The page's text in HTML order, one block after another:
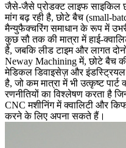
जैसे-जैसे प्रोडक्ट लाइफ साइकिल
मांग बढ़ रही है, छोटे बैच (small-
मैन्युफैक्चरिंग समाधान के रूप में
कुछ सौ तक की मात्रा में हाई-
है, जबकि लीड टाइम और लागत
Neway Machiningमें, छोटे बैच
मेडिकल डिवाइसेज़ और इंडस्ट्रियल
है, जो कम मात्रा में भी उत्कृष्ट
रणनीतियों का विश्लेषण करता है
CNC मशीनिंग में क्वालिटी और
करने के लिए अपना सकते हैं।